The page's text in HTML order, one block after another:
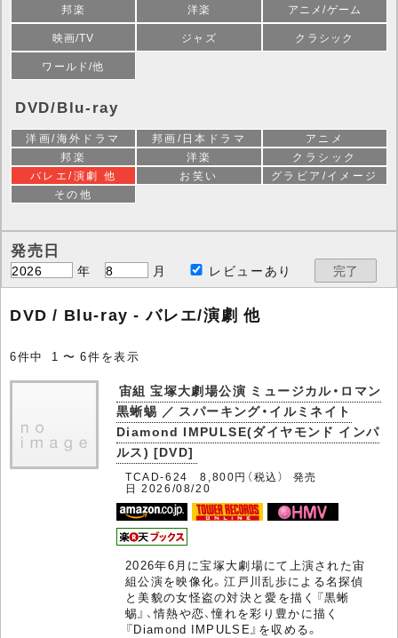
邦楽 洋楽
アニメ/ゲーム
映画/TV
ジャズ
クラシック
ワールド/他
DVD/Blu-ray
洋画/海外ドラマ 邦画/日本ドラマ
アニメ
邦楽
洋楽
クラシック
バレエ/演劇 他
お笑い
グラビア/イメージ
その他
発売日
年 月 レビューあり
DVD / Blu-ray - バレエ/演劇 他
6件中 1 〜 6件を表示
宙組 宝塚大劇場公演 ミュージカル・ロマン
黒蜥蜴 ／ スパーキング・イルミネイト
Diamond IMPULSE(ダイヤモンド インパ
ルス) [DVD]
TCAD-624 8,800円（税込） 発売
日 2026/08/20
2026年6月に宝塚大劇場にて上演された宙
組公演を映像化。江戸川乱歩による名探偵
と美貌の女怪盗の対決と愛を描く『黒蜥
蜴』、情熱や恋、憧れを彩り豊かに描く
『Diamond IMPULSE』を収める。